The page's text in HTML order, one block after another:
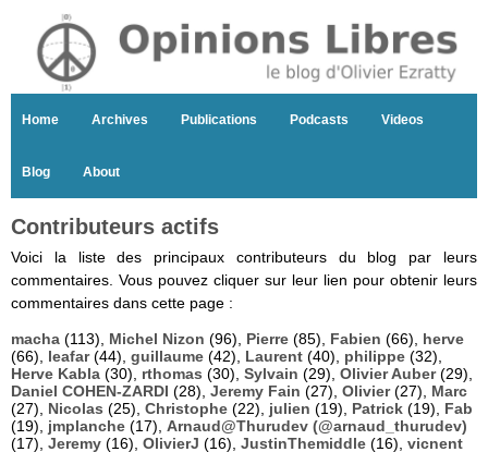
Home Archives Publications Podcasts Videos
Blog About
Contributeurs actifs
Voici la liste des principaux contributeurs du blog par leurs
commentaires. Vous pouvez cliquer sur leur lien pour obtenir leurs
commentaires dans cette page :
macha (113), Michel Nizon (96), Pierre (85), Fabien (66), herve
(66), leafar(44), guillaume (42), Laurent (40), philippe (32),
Herve Kabla (30), rthomas (30), Sylvain (29), Olivier Auber(29),
Daniel COHEN-ZARDI (28), Jeremy Fain (27), Olivier(27), Marc
(27), Nicolas (25), Christophe (22), julien (19), Patrick (19), Fab
(19), jmplanche (17), Arnaud@Thurudev (@arnaud_thurudev)
(17), Jeremy (16), OlivierJ (16), JustinThemiddle (16), vicnent